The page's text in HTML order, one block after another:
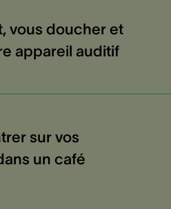
vous doucher et
appareil auditif
sur vos
un café